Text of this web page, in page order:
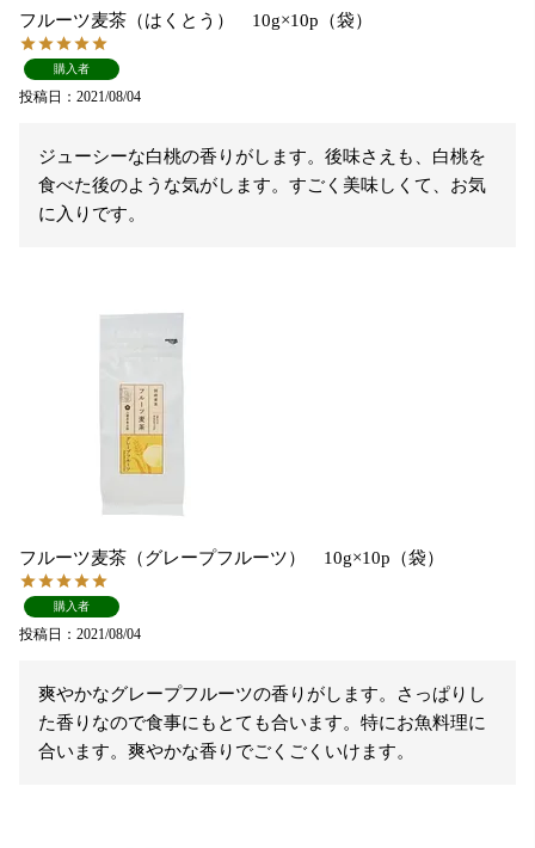
フルーツ麦茶（はくとう） 10g×10p（袋）
購入者
投稿日 2021/08/04
ジューシーな白桃の香りがします。後味さえも、白桃を
食べた後のような気がします。すごく美味しくて、お気
に入りです。
フルーツ麦茶（グレープフルーツ） 10g×10p（袋）
購入者
投稿日 2021/08/04
爽やかなグレープフルーツの香りがします。さっぱりし
た香りなので食事にもとても合います。特にお魚料理に
合います。爽やかな香りでごくごくいけます。